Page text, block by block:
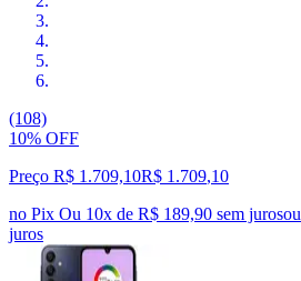
(108)
10% OFF
Preço R$ 1.709,10R$ 1.709,10
no Pix Ou 10x de R$ 189,90 sem jurosou
juros